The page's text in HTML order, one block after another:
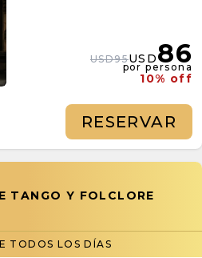
USD95USD86
por persona
10% off
RESERVAR
TANGO Y FOLCLORE
TODOS LOS DÍAS